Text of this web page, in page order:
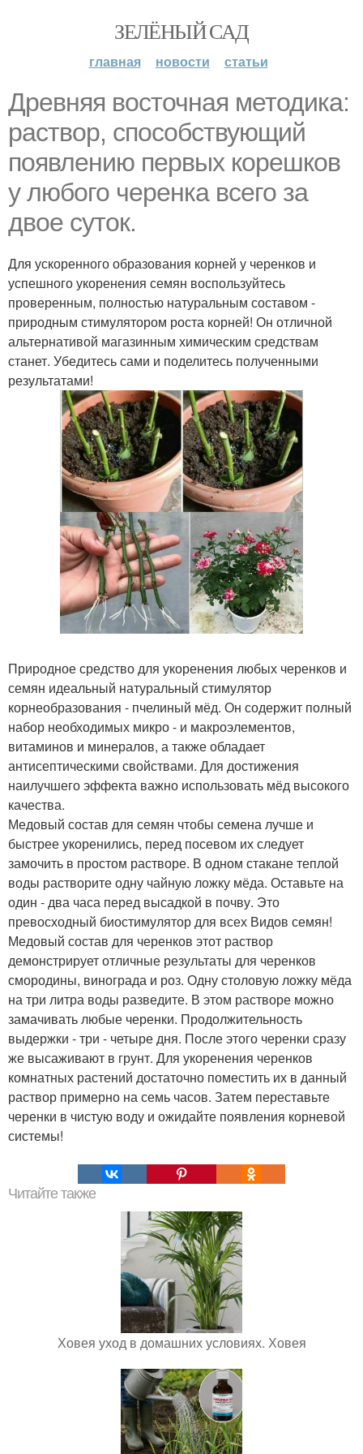
ЗЕЛЁНЫЙ САД
главная новости статьи
Древняя восточная методика:
раствор, способствующий
появлению первых корешков
у любого черенка всего за
двое суток.
Для ускоренного образования корней у черенков и
успешного укоренения семян воспользуйтесь
проверенным, полностью натуральным составом -
природным стимулятором роста корней! Он отличной
альтернативой магазинным химическим средствам
станет. Убедитесь сами и поделитесь полученными
результатами!
Природное средство для укоренения любых черенков и
семян идеальный натуральный стимулятор
корнеобразования - пчелиный мёд. Он содержит полный
набор необходимых микро - и макроэлементов,
витаминов и минералов, а также обладает
антисептическими свойствами. Для достижения
наилучшего эффекта важно использовать мёд высокого
качества.
Медовый состав для семян чтобы семена лучше и
быстрее укоренились, перед посевом их следует
замочить в простом растворе. В одном стакане теплой
воды растворите одну чайную ложку мёда. Оставьте на
один - два часа перед высадкой в почву. Это
превосходный биостимулятор для всех Видов семян!
Медовый состав для черенков этот раствор
демонстрирует отличные результаты для черенков
смородины, винограда и роз. Одну столовую ложку мёда
на три литра воды разведите. В этом растворе можно
замачивать любые черенки. Продолжительность
выдержки - три - четыре дня. После этого черенки сразу
же высаживают в грунт. Для укоренения черенков
комнатных растений достаточно поместить их в данный
раствор примерно на семь часов. Затем переставьте
черенки в чистую воду и ожидайте появления корневой
системы!
Читайте также
Ховея уход в домашних условиях. Ховея